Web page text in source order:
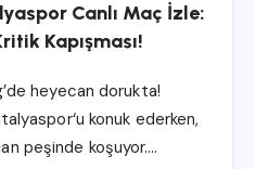
Canlı Maç İzle:
Kapışması!
heyecan dorukta!
konuk ederken,
peşinde koşuyor….